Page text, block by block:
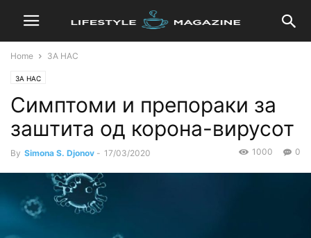
Home ЗА НАС
ЗА НАС
Симптоми и препораки за
заштита од корона-вирусот
By Simona S. Djonov - 17/03/2020 0
1000